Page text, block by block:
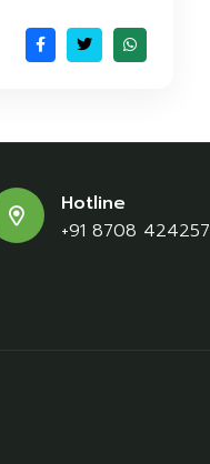
Hotline
+91 8708 424257